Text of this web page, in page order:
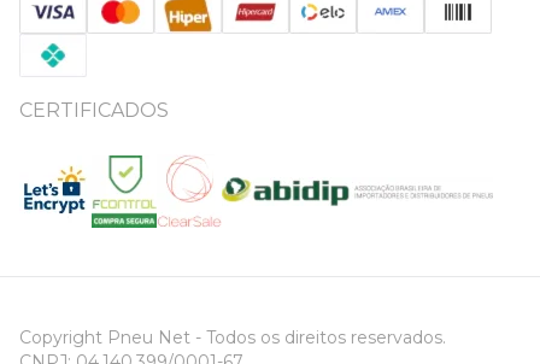
CERTIFICADOS
Copyright Pneu Net - Todos os direitos reservados.